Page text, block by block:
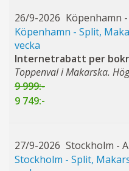
26/9-2026 Köpenhamn
Köpenhamn - Split,
vecka
Internetrabatt per
Toppenval i Makarska.
9 999:-
9 749:-
27/9-2026 Stockholm -
Stockholm - Split,